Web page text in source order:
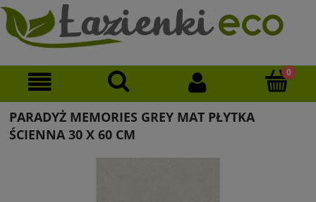
PARADYŻ MEMORIES GREY MAT PŁYTKA
ŚCIENNA 30 X 60 CM